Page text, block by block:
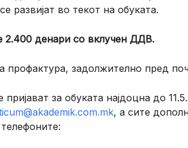
развијат во текот на обуката.
2.400 денари со вклучен ДДВ.
задолжително пред
за обуката најдоцна до
, а сите